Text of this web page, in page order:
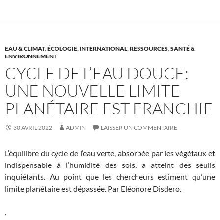
EAU & CLIMAT,ÉCOLOGIE, INTERNATIONAL,RESSOURCES,SANTÉ &
ENVIRONNEMENT
CYCLE DE L’EAU DOUCE:
UNE NOUVELLE LIMITE
PLANÉTAIRE EST FRANCHIE
30 AVRIL 2022 ADMIN LAISSER UN COMMENTAIRE
L’équilibre du cycle de l’eau verte, absorbée par les végétaux et
indispensable à l’humidité des sols, a atteint des seuils
inquiétants. Au point que les chercheurs estiment qu’une
limite planétaire est dépassée. Par Eléonore Disdero.
.